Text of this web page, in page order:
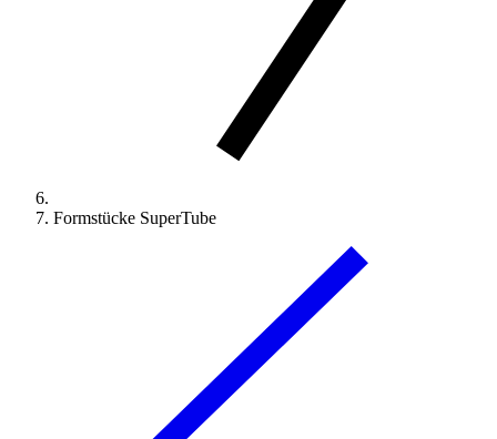
Formstücke SuperTube